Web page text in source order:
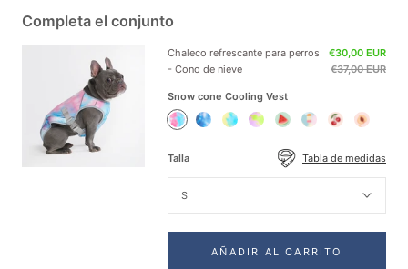
Completa el conjunto
Chaleco refrescante para perros
- Cono de nieve
€30,00 EUR
€37,00 EUR
Snow cone Cooling Vest
Snow Ice
TropicNeon
Cooling
Watermelon
Vest
PopsicleCherriesPeaches
Vest
Talla Tabla de medidas
S
AÑADIR AL CARRITO